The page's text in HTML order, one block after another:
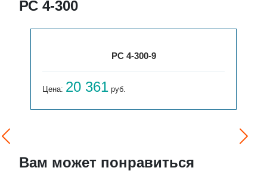
РС 4-300
РС 4-300-9
Цена: 20 361 руб.
Вам может понравиться